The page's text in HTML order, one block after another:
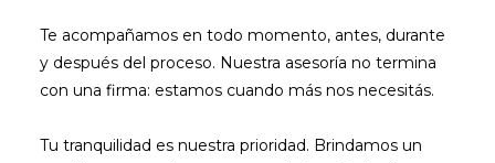
Te acompañamos en todo momento, antes, durante
y después del proceso. Nuestra asesoría no termina
con una firma: estamos cuando más nos necesitás.
Tu tranquilidad es nuestra prioridad. Brindamos un